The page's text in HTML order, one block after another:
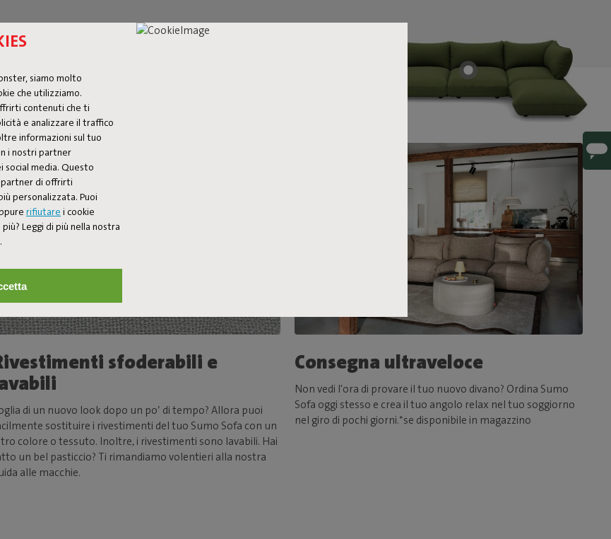
siamo molto
che utilizziamo.
contenuti che ti
e analizzare il traffico
informazioni sul tuo
i nostri partner
social media. Questo
partner di offrirti
personalizzata. Puoi
rifiutare i cookie
Leggi di più nella nostra
.
sfoderabili e
di un nuovo look dopo un po’ di tempo? Allora puoi
sostituire i rivestimenti del tuo Sumo Sofa con un
colore o tessuto. Inoltre, i rivestimenti sono lavabili. Hai
un bel pasticcio? Ti rimandiamo volentieri alla nostra
alle macchie.
Consegna ultraveloce
Non vedi l'ora di provare il tuo nuovo divano? Ordina Sumo
Sofa oggi stesso e crea il tuo angolo relax nel tuo soggiorno
nel giro di pochi giorni.*se disponibile in magazzino